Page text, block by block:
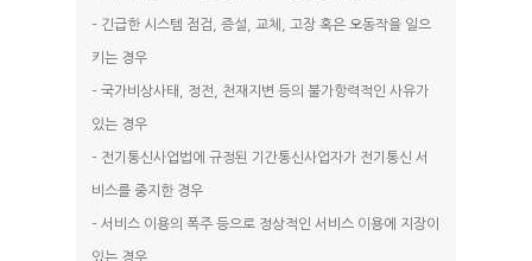
– 긴급한 시스템 점검, 증설, 교체, 고장 혹은 오동작을 일으
키는 경우
– 국가비상사태, 정전, 천재지변 등의 불가항력적인 사유가
있는 경우
– 전기통신사업법에 규정된 기간통신사업자가 전기통신 서
비스를 중지한 경우
– 서비스 이용의 폭주 등으로 정상적인 서비스 이용에 지장이
있는 경우